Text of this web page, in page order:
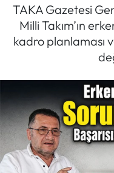
TAKA Gazetesi
Milli Takım’ın
kadro planlaması
Politik Kulis
Dünya
Mektup Galeri
Röportaj
Manşet
Son Dakika
Haber Arşivi